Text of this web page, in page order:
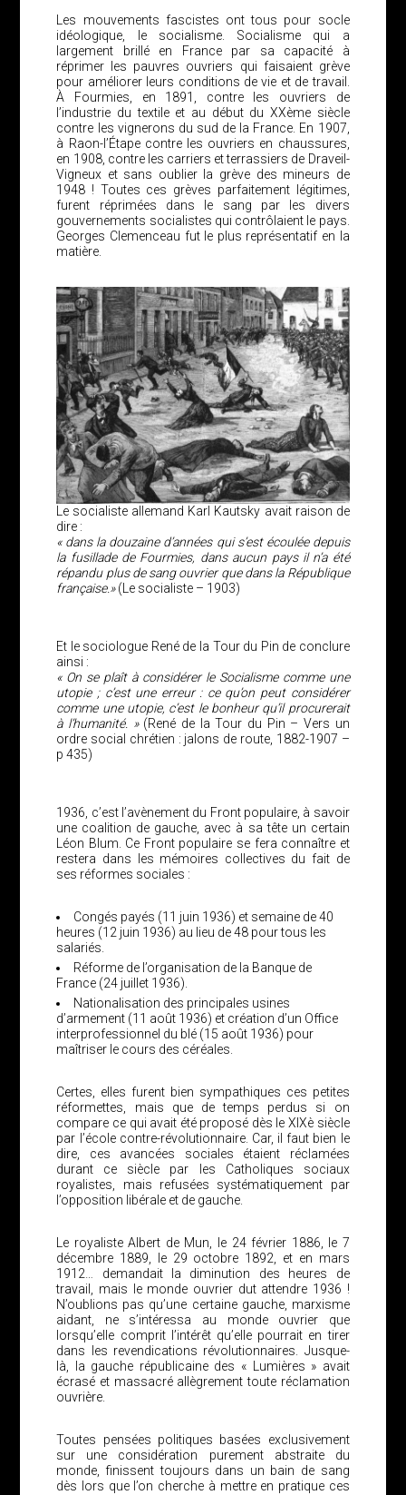
Les mouvements fascistes ont tous pour socle
idéologique, le socialisme. Socialisme qui a
largement brillé en France par sa capacité à
réprimer les pauvres ouvriers qui faisaient grève
pour améliorer leurs conditions de vie et de travail.
À Fourmies, en 1891, contre les ouvriers de
l’industrie du textile et au début du XXème siècle
contre les vignerons du sud de la France. En 1907,
à Raon-l’Étape contre les ouvriers en chaussures,
en 1908, contre les carriers et terrassiers de Draveil-
Vigneux et sans oublier la grève des mineurs de
1948 ! Toutes ces grèves parfaitement légitimes,
furent réprimées dans le sang par les divers
gouvernements socialistes qui contrôlaient le pays.
Georges Clemenceau fut le plus représentatif en la
matière.
Le socialiste allemand Karl Kautsky avait raison de
dire :
« dans la douzaine d’années qui s’est écoulée depuis
la fusillade de Fourmies, dans aucun pays il n’a été
répandu plus de sang ouvrier que dans la République
française.»(Le socialiste – 1903)
Et le sociologue René de la Tour du Pin de conclure
ainsi :
« On se plaît à considérer le Socialisme comme une
utopie ; c’est une erreur : ce qu’on peut considérer
comme une utopie, c’est le bonheur qu’il procurerait
à l’humanité. »(René de la Tour du Pin – Vers un
ordre social chrétien : jalons de route, 1882-1907 –
p 435)
1936, c’est l’avènement du Front populaire, à savoir
une coalition de gauche, avec à sa tête un certain
Léon Blum. Ce Front populaire se fera connaître et
restera dans les mémoires collectives du fait de
ses réformes sociales :
Congés payés (11 juin 1936) et semaine de 40
heures (12 juin 1936) au lieu de 48 pour tous les
salariés.
Réforme de l’organisation de la Banque de
France (24 juillet 1936).
Nationalisation des principales usines
d’armement (11 août 1936) et création d’un Office
interprofessionnel du blé (15 août 1936) pour
maîtriser le cours des céréales.
Certes, elles furent bien sympathiques ces petites
réformettes, mais que de temps perdus si on
compare ce qui avait été proposé dès le XIXè siècle
par l’école contre-révolutionnaire. Car, il faut bien le
dire, ces avancées sociales étaient réclamées
durant ce siècle par les Catholiques sociaux
royalistes, mais refusées systématiquement par
l’opposition libérale et de gauche.
Le royaliste Albert de Mun, le 24 février 1886, le 7
décembre 1889, le 29 octobre 1892, et en mars
1912… demandait la diminution des heures de
travail, mais le monde ouvrier dut attendre 1936 !
N’oublions pas qu’une certaine gauche, marxisme
aidant, ne s’intéressa au monde ouvrier que
lorsqu’elle comprit l’intérêt qu’elle pourrait en tirer
dans les revendications révolutionnaires. Jusque-
là, la gauche républicaine des « Lumières » avait
écrasé et massacré allègrement toute réclamation
ouvrière.
Toutes pensées politiques basées exclusivement
sur une considération purement abstraite du
monde, finissent toujours dans un bain de sang
dès lors que l’on cherche à mettre en pratique ces